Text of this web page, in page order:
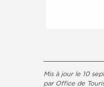
Mis à jour le 10
par Office de